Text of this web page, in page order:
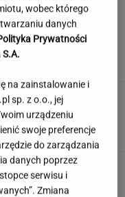
wróciła do
ma z jego mamą
ws.
od obciachu
Nasze pytania i tak
wobec którego
danych
Prywatności
na zainstalowanie i
sp. z o.o., jej
urządzeniu
swoje preferencje
do zarządzania
danych poprzez
serwisu i
Zmiana